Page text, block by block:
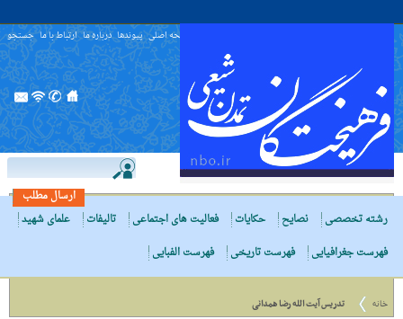
صفحه اصلی پیوندها درباره ما ارتباط با ما جستجو
ارسال مطلب
رشته تخصصی
نصایح حکایات فعالیت های اجتماعی تالیفات
علمای شهید
فهرست جغرافیایی
فهرست تاریخی فهرست الفبایی
خانه تدریس آیت الله رضا همدانی